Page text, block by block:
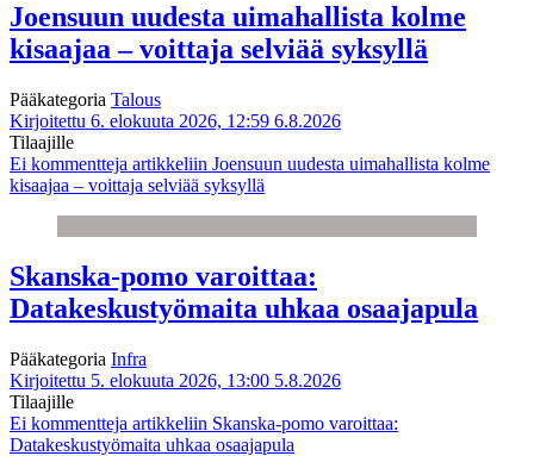
Joensuun uudesta uimahallista kolme
kisaajaa – voittaja selviää syksyllä
Pääkategoria Talous
Kirjoitettu 6. elokuuta 2026, 12:59 6.8.2026
Tilaajille
Ei kommentteja artikkeliin Joensuun uudesta uimahallista kolme
kisaajaa – voittaja selviää syksyllä
Skanska-pomo varoittaa:
Datakeskustyömaita uhkaa osaajapula
Pääkategoria Infra
Kirjoitettu 5. elokuuta 2026, 13:00 5.8.2026
Tilaajille
Ei kommentteja artikkeliin Skanska-pomo varoittaa:
Datakeskustyömaita uhkaa osaajapula